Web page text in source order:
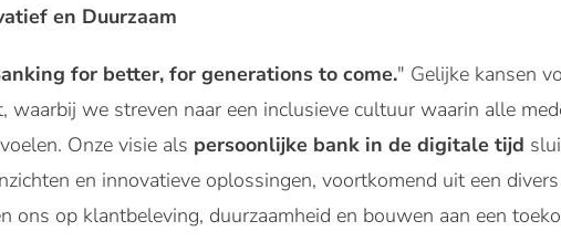
en Duurzaam
for better, for generations to come." Gelijke kansen
waarbij we streven naar een inclusieve cultuur waarin alle
Onze visie als persoonlijke bank in de digitale tijd
en innovatieve oplossingen, voortkomend uit een
ons op klantbeleving, duurzaamheid en bouwen aan een